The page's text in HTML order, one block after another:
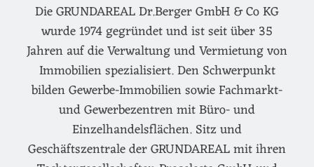
Die GRUNDAREAL Dr.Berger GmbH & Co KG
wurde 1974 gegründet und ist seit über 35
Jahren auf die Verwaltung und Vermietung von
Immobilien spezialisiert. Den Schwerpunkt
bilden Gewerbe-Immobilien sowie Fachmarkt-
und Gewerbezentren mit Büro- und
Einzelhandelsflächen. Sitz und
Geschäftszentrale der GRUNDAREAL mit ihren